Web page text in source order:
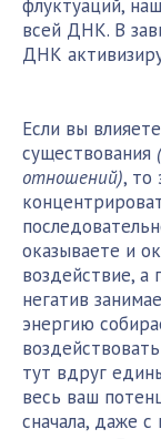
флуктуаций,
всей ДНК. В
ДНК
Если вы
существования
отношений), то
оказываете и
воздействие, а
негатив
энергию
тут вдруг
весь ваш
сначала, даже